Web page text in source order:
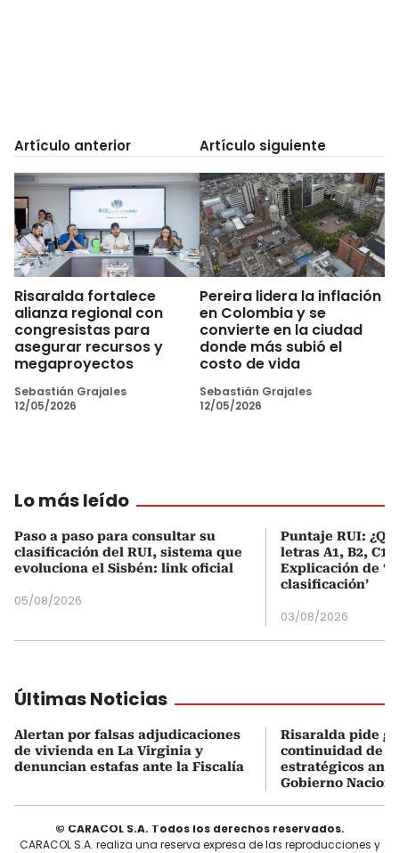
Artículo anterior
Risaralda fortalece
alianza regional con
congresistas para
asegurar recursos y
megaproyectos
Sebastián Grajales
12/05/2026
Artículo siguiente
Pereira lidera la inflación
en Colombia y se
convierte en la ciudad
donde más subió el
costo de vida
Sebastián Grajales
12/05/2026
Lo más leído
Paso a paso para consultar su
clasificación del RUI, sistema que
evoluciona el Sisbén: link oficial
05/08/2026
Puntaje RUI:
letras A1, B2, C1
Explicación de
clasificación’
03/08/2026
Últimas Noticias
Alertan por falsas adjudicaciones
de vivienda en La Virginia y
denuncian estafas ante la Fiscalía
Risaralda pide
continuidad de
estratégicos
Gobierno
© CARACOL S.A. Todos los derechos reservados.
CARACOL S.A. realiza una reserva expresa de las reproducciones y